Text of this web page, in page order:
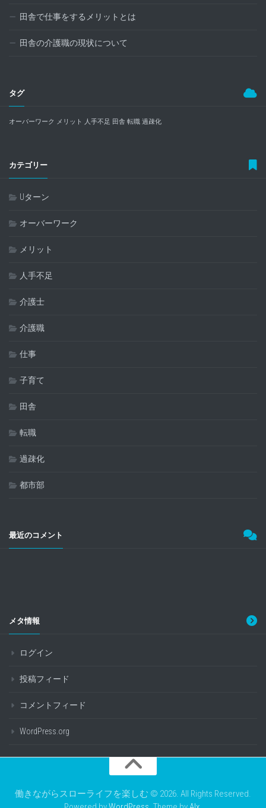
田舎で仕事をするメリットとは
田舎の介護職の現状について
タグ
オーバーワーク メリット 人手不足 田舎 転職 過疎化
カテゴリー
Uターン
オーバーワーク
メリット
人手不足
介護士
介護職
仕事
子育て
田舎
転職
過疎化
都市部
最近のコメント
メタ情報
ログイン
投稿フィード
コメントフィード
WordPress.org
働きながらスローライフを楽しむ © 2026. All Rights Reserved.